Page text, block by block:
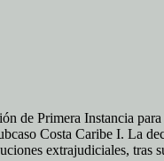
de Primera Instancia
Costa Caribe I. La
extrajudiciales,